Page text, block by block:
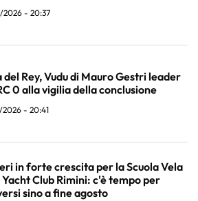
- 20:37
del Rey, Vudu di Mauro Gestri leader
0 alla vigilia della conclusione
- 20:41
in forte crescita per la Scuola Vela
Club Rimini: c'è tempo per
sino a fine agosto